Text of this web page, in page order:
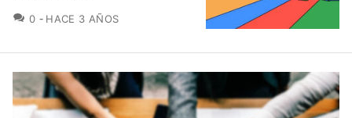
0 COMENTARIOS
HACE 3 AÑOS